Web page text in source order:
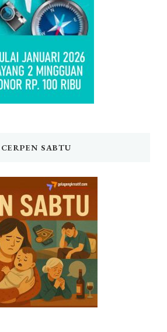
CERPEN SABTU